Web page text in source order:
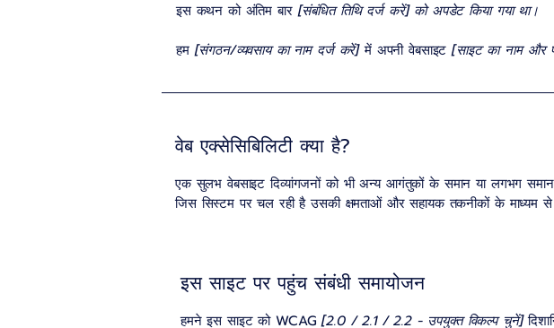
इस कथन को अंतिम बार[संबंधित तिथि दर्ज करें] को अपडेट किया गया था।
हम[संगठन/व्यवसाय का नाम दर्ज करें]में अपनी वेबसाइट[साइट का नाम और
वेब एक्सेसिबिलिटी क्या है?
एक सुलभ वेबसाइट दिव्यांगजनों को भी अन्य आगंतुकों के समान या लगभग
जिस सिस्टम पर चल रही है उसकी क्षमताओं और सहायक तकनीकों के माध्यम
इस साइट पर पहुंच संबंधी समायोजन
हमने इस साइट को WCAG[2.0 / 2.1 / 2.2 - उपयुक्त विकल्प चुनें]